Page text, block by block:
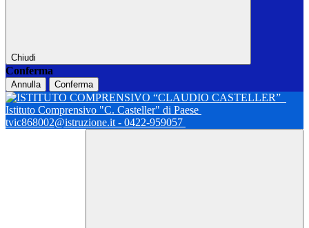
Chiudi
Conferma
Annulla Conferma
Istituto Comprensivo "C. Casteller" di Paese
tvic868002@istruzione.it - 0422-959057